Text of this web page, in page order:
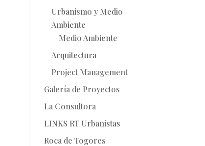
Urbanismo y Medio
Ambiente
Medio Ambiente
Arquitectura
Project Management
Galería de Proyectos
La Consultora
LINKS RT Urbanistas
Roca de Togores